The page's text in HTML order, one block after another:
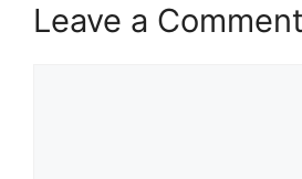
Leave a Comment